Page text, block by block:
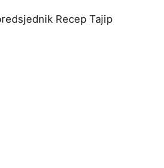
Recep Tajip